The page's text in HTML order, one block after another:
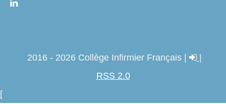
2016 - 2026 Collège Infirmier Français |
|
RSS 2.0
[